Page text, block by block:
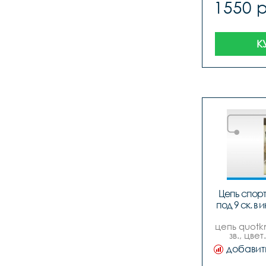
1550
Цепь
под 9 ск. в
цепь
зв.,